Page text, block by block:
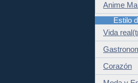
Anime
Estilo
Vida
Corazón